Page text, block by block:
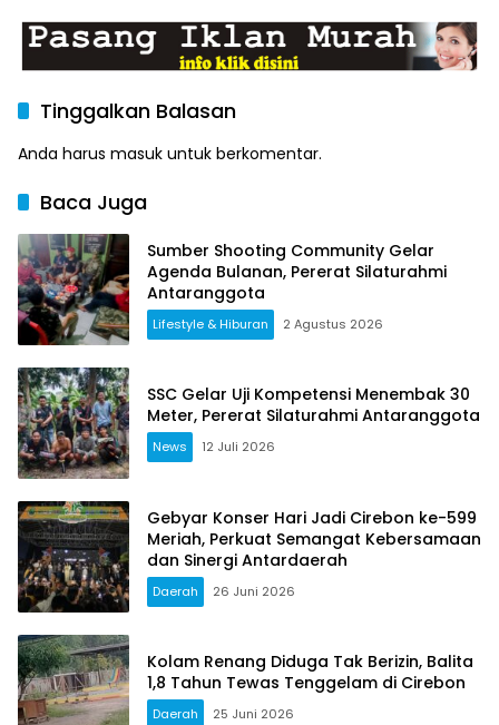
Tinggalkan Balasan
Anda harus masuk untuk berkomentar.
Baca Juga
Sumber Shooting Community Gelar
Agenda Bulanan, Pererat Silaturahmi
Antaranggota
Lifestyle & Hiburan 2 Agustus 2026
SSC Gelar Uji Kompetensi Menembak 30
Meter, Pererat Silaturahmi Antaranggota
News 12 Juli 2026
Gebyar Konser Hari Jadi Cirebon ke-599
Meriah, Perkuat Semangat Kebersamaan
dan Sinergi Antardaerah
Daerah 26 Juni 2026
Kolam Renang Diduga Tak Berizin, Balita
1,8 Tahun Tewas Tenggelam di Cirebon
Daerah 25 Juni 2026